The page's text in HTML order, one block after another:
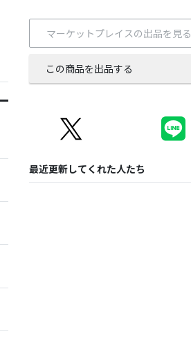
マーケットプレイスの出品を見る
この商品を出品する
最近更新してくれた人たち